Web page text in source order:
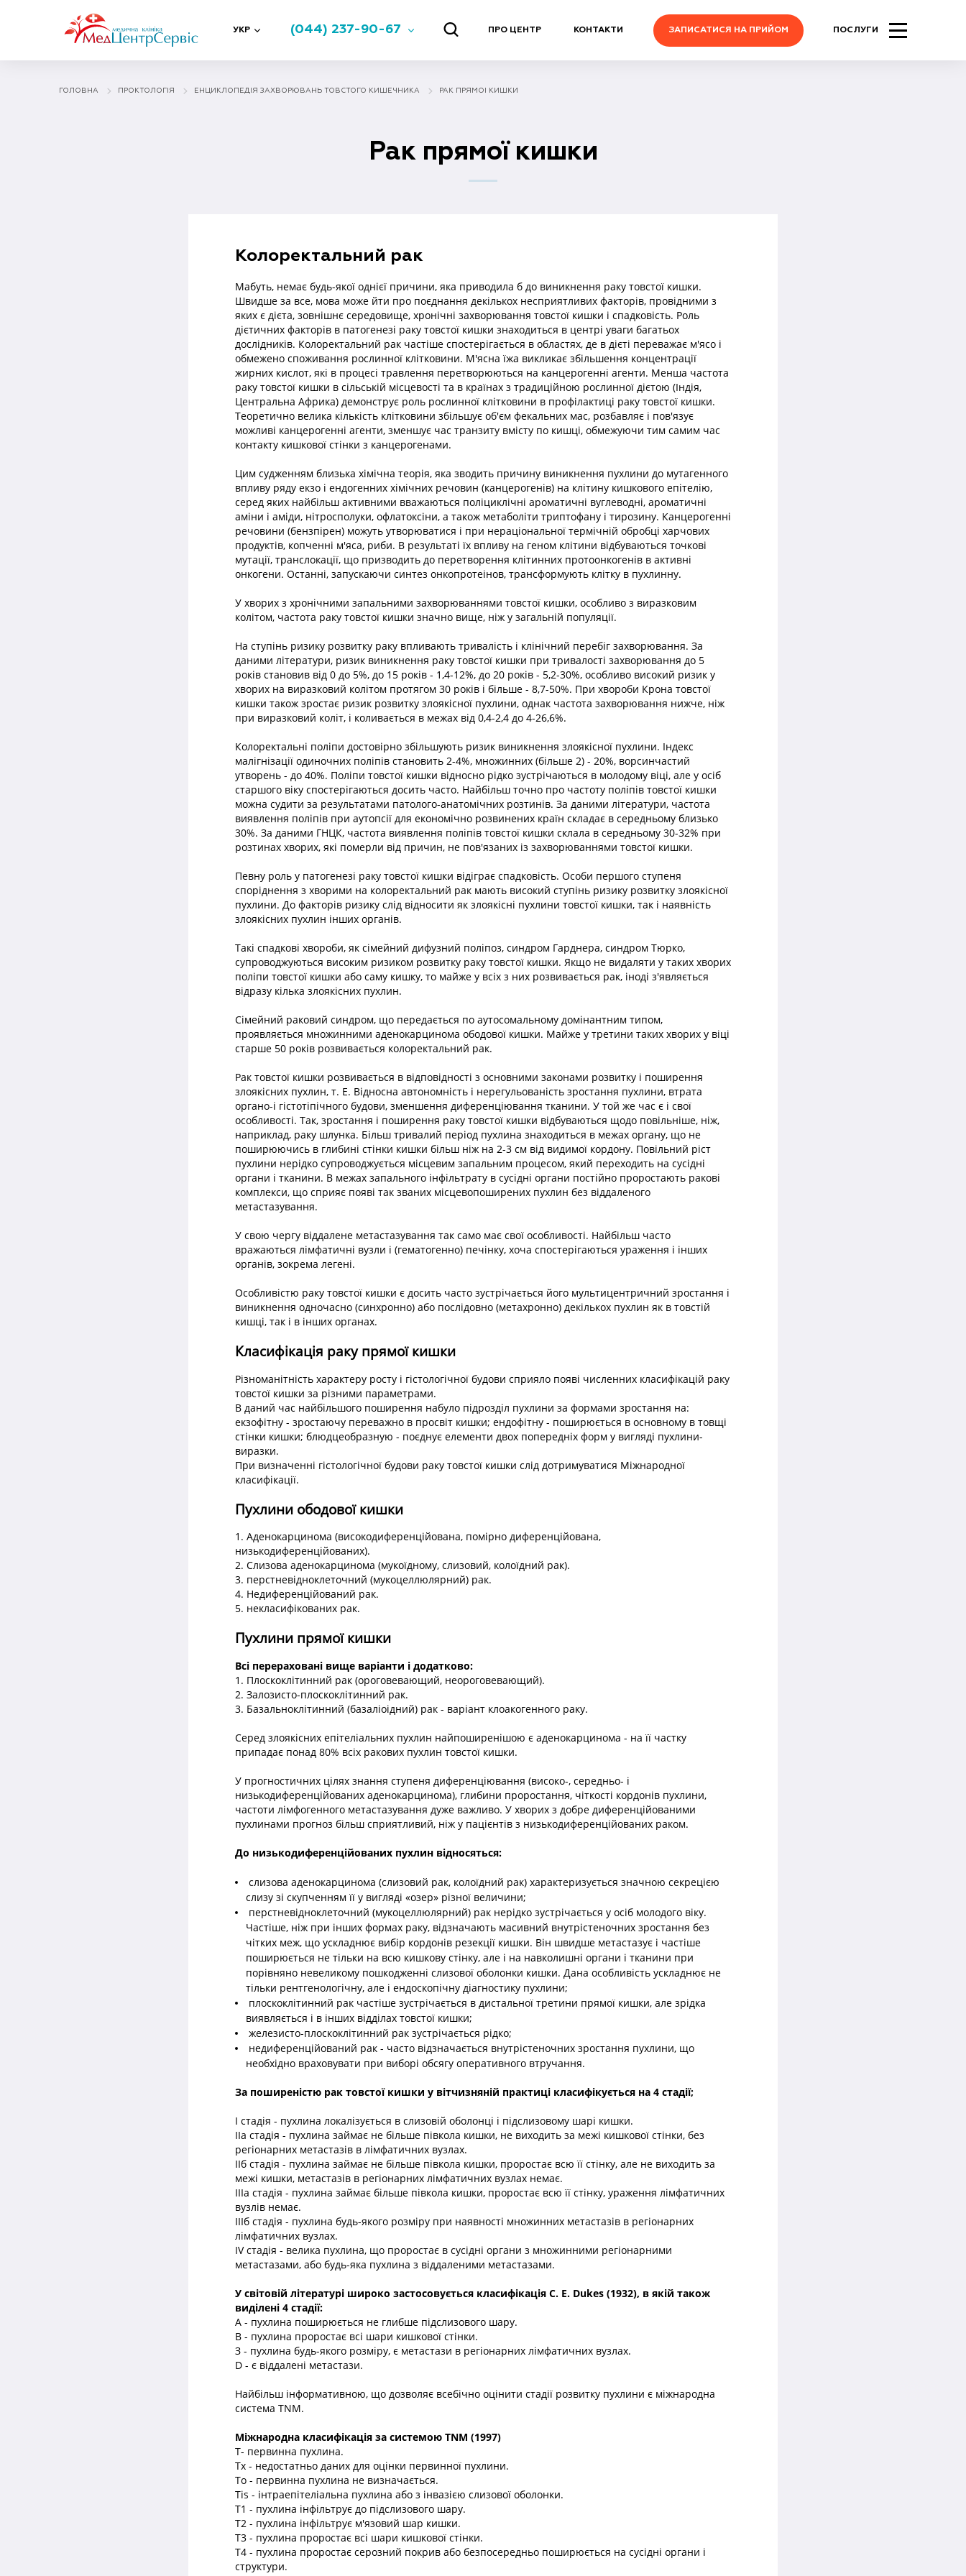
УКР (044) 237-90-67 ПРО ЦЕНТР КОНТАКТИ ЗАПИСАТИСЯ НА ПРИЙОМ ПОСЛУГИ
ГОЛОВНА ПРОКТОЛОГІЯ ЕНЦИКЛОПЕДІЯ ЗАХВОРЮВАНЬ ТОВСТОГО КИШЕЧНИКА РАК ПРЯМОЇ КИШКИ
Рак прямої кишки
Колоректальний рак
Мабуть, немає будь-якої однієї причини, яка приводила б до виникнення раку товстої кишки.
Швидше за все, мова може йти про поєднання декількох несприятливих факторів, провідними з
яких є дієта, зовнішнє середовище, хронічні захворювання товстої кишки і спадковість. Роль
дієтичних факторів в патогенезі раку товстої кишки знаходиться в центрі уваги багатьох
дослідників. Колоректальний рак частіше спостерігається в областях, де в дієті переважає м'ясо і
обмежено споживання рослинної клітковини. М'ясна їжа викликає збільшення концентрації
жирних кислот, які в процесі травлення перетворюються на канцерогенні агенти. Менша частота
раку товстої кишки в сільській місцевості та в країнах з традиційною рослинної дієтою (Індія,
Центральна Африка) демонструє роль рослинної клітковини в профілактиці раку товстої кишки.
Теоретично велика кількість клітковини збільшує об'єм фекальних мас, розбавляє і пов'язує
можливі канцерогенні агенти, зменшує час транзиту вмісту по кишці, обмежуючи тим самим час
контакту кишкової стінки з канцерогенами.
Цим судженням близька хімічна теорія, яка зводить причину виникнення пухлини до мутагенного
впливу ряду екзо і ендогенних хімічних речовин (канцерогенів) на клітину кишкового епітелію,
серед яких найбільш активними вважаються поліциклічні ароматичні вуглеводні, ароматичні
аміни і аміди, нітросполуки, офлатоксіни, а також метаболіти триптофану і тирозину. Канцерогенні
речовини (бензпірен) можуть утворюватися і при нераціональної термічній обробці харчових
продуктів, копченні м'яса, риби. В результаті їх впливу на геном клітини відбуваються точкові
мутації, транслокації, що призводить до перетворення клітинних протоонкогенів в активні
онкогени. Останні, запускаючи синтез онкопротеінов, трансформують клітку в пухлинну.
У хворих з хронічними запальними захворюваннями товстої кишки, особливо з виразковим
колітом, частота раку товстої кишки значно вище, ніж у загальній популяції.
На ступінь ризику розвитку раку впливають тривалість і клінічний перебіг захворювання. За
даними літератури, ризик виникнення раку товстої кишки при тривалості захворювання до 5
років становив від 0 до 5%, до 15 років - 1,4-12%, до 20 років - 5,2-30%, особливо високий ризик у
хворих на виразковий колітом протягом 30 років і більше - 8,7-50%. При хвороби Крона товстої
кишки також зростає ризик розвитку злоякісної пухлини, однак частота захворювання нижче, ніж
при виразковий коліт, і коливається в межах від 0,4-2,4 до 4-26,6%.
Колоректальні поліпи достовірно збільшують ризик виникнення злоякісної пухлини. Індекс
малігнізації одиночних поліпів становить 2-4%, множинних (більше 2) - 20%, ворсинчастий
утворень - до 40%. Поліпи товстої кишки відносно рідко зустрічаються в молодому віці, але у осіб
старшого віку спостерігаються досить часто. Найбільш точно про частоту поліпів товстої кишки
можна судити за результатами патолого-анатомічних розтинів. За даними літератури, частота
виявлення поліпів при аутопсії для економічно розвинених країн складає в середньому близько
30%. За даними ГНЦК, частота виявлення поліпів товстої кишки склала в середньому 30-32% при
розтинах хворих, які померли від причин, не пов'язаних із захворюваннями товстої кишки.
Певну роль у патогенезі раку товстої кишки відіграє спадковість. Особи першого ступеня
споріднення з хворими на колоректальний рак мають високий ступінь ризику розвитку злоякісної
пухлини. До факторів ризику слід відносити як злоякісні пухлини товстої кишки, так і наявність
злоякісних пухлин інших органів.
Такі спадкові хвороби, як сімейний дифузний поліпоз, синдром Гарднера, синдром Тюрко,
супроводжуються високим ризиком розвитку раку товстої кишки. Якщо не видаляти у таких хворих
поліпи товстої кишки або саму кишку, то майже у всіх з них розвивається рак, іноді з'являється
відразу кілька злоякісних пухлин.
Сімейний раковий синдром, що передається по аутосомальному домінантним типом,
проявляється множинними аденокарцинома ободової кишки. Майже у третини таких хворих у віці
старше 50 років розвивається колоректальний рак.
Рак товстої кишки розвивається в відповідності з основними законами розвитку і поширення
злоякісних пухлин, т. Е. Відносна автономність і нерегульованість зростання пухлини, втрата
органо-і гістотіпічного будови, зменшення диференціювання тканини. У той же час є і свої
особливості. Так, зростання і поширення раку товстої кишки відбуваються щодо повільніше, ніж,
наприклад, раку шлунка. Більш тривалий період пухлина знаходиться в межах органу, що не
поширюючись в глибині стінки кишки більш ніж на 2-3 см від видимої кордону. Повільний ріст
пухлини нерідко супроводжується місцевим запальним процесом, який переходить на сусідні
органи і тканини. В межах запального інфільтрату в сусідні органи постійно проростають ракові
комплекси, що сприяє появі так званих місцевопоширених пухлин без віддаленого
метастазування.
У свою чергу віддалене метастазування так само має свої особливості. Найбільш часто
вражаються лімфатичні вузли і (гематогенно) печінку, хоча спостерігаються ураження і інших
органів, зокрема легені.
Особливістю раку товстої кишки є досить часто зустрічається його мультицентричний зростання і
виникнення одночасно (синхронно) або послідовно (метахронно) декількох пухлин як в товстій
кишці, так і в інших органах.
Класифікація раку прямої кишки
Різноманітність характеру росту і гістологічної будови сприяло появі численних класифікацій раку
товстої кишки за різними параметрами.
В даний час найбільшого поширення набуло підрозділ пухлини за формами зростання на:
екзофітну - зростаючу переважно в просвіт кишки; ендофітну - поширюється в основному в товщі
стінки кишки; блюдцеобразную - поєднує елементи двох попередніх форм у вигляді пухлини-
виразки.
При визначенні гістологічної будови раку товстої кишки слід дотримуватися Міжнародної
класифікації.
Пухлини ободової кишки
1. Аденокарцинома (високодиференційована, помірно диференційована,
низькодиференційованих).
2. Слизова аденокарцинома (мукоїдному, слизовий, колоїдний рак).
3. перстневідноклеточний (мукоцеллюлярний) рак.
4. Недиференційований рак.
5. некласифікованих рак.
Пухлини прямої кишки
Всі перераховані вище варіанти і додатково:
1. Плоскоклітинний рак (ороговевающий, неороговевающий).
2. Залозисто-плоскоклітинний рак.
3. Базальноклітинний (базаліоідний) рак - варіант клоакогенного раку.
Серед злоякісних епітеліальних пухлин найпоширенішою є аденокарцинома - на її частку
припадає понад 80% всіх ракових пухлин товстої кишки.
У прогностичних цілях знання ступеня диференціювання (високо-, середньо- і
низькодиференційованих аденокарцинома), глибини проростання, чіткості кордонів пухлини,
частоти лімфогенного метастазування дуже важливо. У хворих з добре диференційованими
пухлинами прогноз більш сприятливий, ніж у пацієнтів з низькодиференційованих раком.
До низькодиференційованих пухлин відносяться:
слизова аденокарцинома (слизовий рак, колоїдний рак) характеризується значною секрецією
слизу зі скупченням її у вигляді «озер» різної величини;
перстневідноклеточний (мукоцеллюлярний) рак нерідко зустрічається у осіб молодого віку.
Частіше, ніж при інших формах раку, відзначають масивний внутрістеночних зростання без
чітких меж, що ускладнює вибір кордонів резекції кишки. Він швидше метастазує і частіше
поширюється не тільки на всю кишкову стінку, але і на навколишні органи і тканини при
порівняно невеликому пошкодженні слизової оболонки кишки. Дана особливість ускладнює не
тільки рентгенологічну, але і ендоскопічну діагностику пухлини;
плоскоклітинний рак частіше зустрічається в дистальної третини прямої кишки, але зрідка
виявляється і в інших відділах товстої кишки;
железисто-плоскоклітинний рак зустрічається рідко;
недиференційований рак - часто відзначається внутрістеночних зростання пухлини, що
необхідно враховувати при виборі обсягу оперативного втручання.
За поширеністю рак товстої кишки у вітчизняній практиці класифікується на 4 стадії;
I стадія - пухлина локалізується в слизовій оболонці і підслизовому шарі кишки.
IIа стадія - пухлина займає не більше півкола кишки, не виходить за межі кишкової стінки, без
регіонарних метастазів в лімфатичних вузлах.
IIб стадія - пухлина займає не більше півкола кишки, проростає всю її стінку, але не виходить за
межі кишки, метастазів в регіонарних лімфатичних вузлах немає.
IIIa стадія - пухлина займає більше півкола кишки, проростає всю її стінку, ураження лімфатичних
вузлів немає.
ІІІб стадія - пухлина будь-якого розміру при наявності множинних метастазів в регіонарних
лімфатичних вузлах.
IV стадія - велика пухлина, що проростає в сусідні органи з множинними регіонарними
метастазами, або будь-яка пухлина з віддаленими метастазами.
У світовій літературі широко застосовується класифікація С. Е. Dukes (1932), в якій також
виділені 4 стадії:
А - пухлина поширюється не глибше підслизового шару.
В - пухлина проростає всі шари кишкової стінки.
З - пухлина будь-якого розміру, є метастази в регіонарних лімфатичних вузлах.
D - є віддалені метастази.
Найбільш інформативною, що дозволяє всебічно оцінити стадії розвитку пухлини є міжнародна
система TNM.
Міжнародна класифікація за системою TNM (1997)
T- первинна пухлина.
Тх - недостатньо даних для оцінки первинної пухлини.
Тo - первинна пухлина не визначається.
Tis - інтраепітеліальна пухлина або з інвазією слизової оболонки.
T1 - пухлина інфільтрує до підслизового шару.
Т2 - пухлина інфільтрує м'язовий шар кишки.
Т3 - пухлина проростає всі шари кишкової стінки.
Т4 - пухлина проростає серозний покрив або безпосередньо поширюється на сусідні органи і
структури.